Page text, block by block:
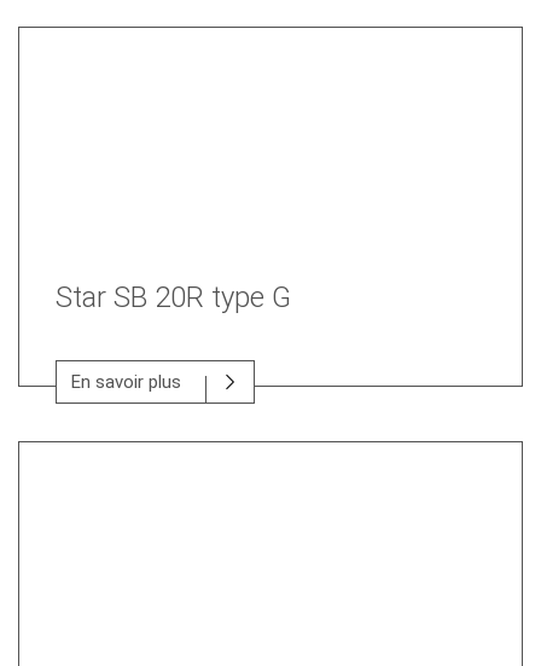
Star SB 20R type G
En savoir plus